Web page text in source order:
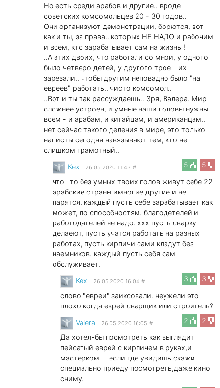
Но есть среди арабов и другие.. вроде
советских комсомольцев 20 - 30 годов..
Они организуют демонстрации, борются, вот
как и ты, за права.. которых НЕ НАДО и рабочим
и всем, кто зарабатывает сам на жизнь !
..А этих двоих, что работали со мной, у одного
было четверо детей, у другого трое - их
зарезали.. чтобы другим неповадно было "на
евреев" работать.. чисто комсомол..
..Вот и ты так рассуждаешь.. Зря, Валера. Мир
сложнее устроен, и умные наши головы нужны
всем - и арабам, и китайцам, и американцам..
нет сейчас такого деления в мире, это только
нацисты сегодня навязывают тем, кто не
слишком грамотный..
5
5
Kex 26.05.2020 11:43 #
что- то без умных твоих голов живут себе 22
арабские страны имногие другие и не
парятся. каждый пусть себе зарабатывает как
может, по способностям. благодетелей и
работодателей не надо. xxx пусть сварку
делаеют, пусть учатся работать на разных
работах, пусть кирпичи сами кладут без
наемников. каждый пусть себя сам
обслуживает.
3
3
Kex 26.05.2020 16:04 #
слово "евреи" заиксовали. неужели это
плохо когда еврей сварщик или строитель?
2
2
Valera 26.05.2020 16:05 #
Да хотел-бы посмотреть как выглядит
пейсатый еврей с кирпичем в руках,и
мастерком.....если где увидишь скажи
специально приеду посмотреть,даже кино
сниму.